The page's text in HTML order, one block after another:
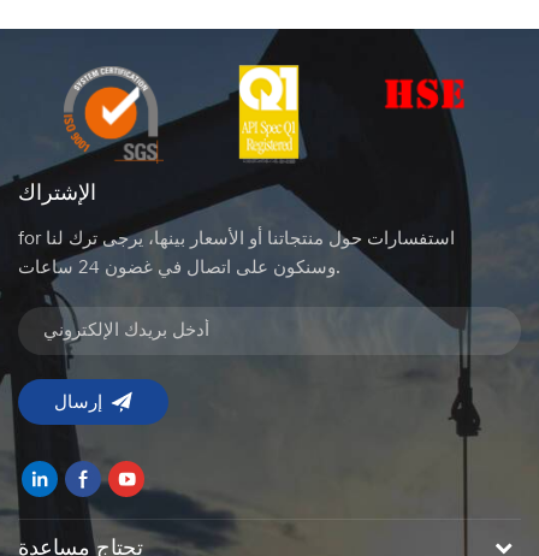
الإشتراك
for استفسارات حول منتجاتنا أو الأسعار بينها، يرجى ترك لنا
وسنكون على اتصال في غضون 24 ساعات.
تحتاج مساعدة